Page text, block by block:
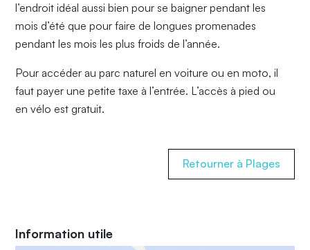
l’endroit idéal aussi bien pour se baigner pendant les
mois d’été que pour faire de longues promenades
pendant les mois les plus froids de l’année.
Pour accéder au parc naturel en voiture ou en moto, il
faut payer une petite taxe à l’entrée. L’accès à pied ou
en vélo est gratuit.
Retourner à Plages
Information utile